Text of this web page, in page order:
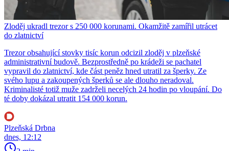
Zloděj ukradl trezor s 250 000 korunami. Okamžitě zamířil utrácet
do zlatnictví
Trezor obsahující stovky tisíc korun odcizil zloděj v plzeňské
administrativní budově. Bezprostředně po krádeži se pachatel
vypravil do zlatnictví, kde část peněz hned utratil za šperky. Ze
svého lupu a zakoupených šperků se ale dlouho neradoval.
Kriminalisté totiž muže zadrželi necelých 24 hodin po vloupání. Do
té doby dokázal utratit 154 000 korun.
Plzeňská Drbna
dnes, 12:12